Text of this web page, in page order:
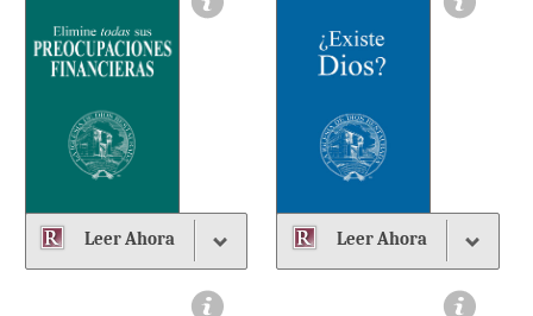
Leer Ahora Leer Ahora